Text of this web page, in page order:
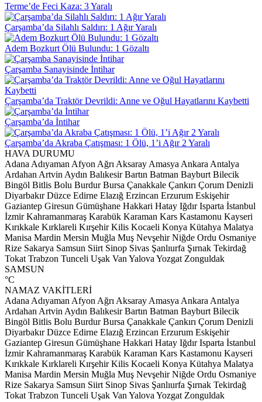
Terme’de Feci Kaza: 3 Yaralı
Çarşamba’da Silahlı Saldırı: 1 Ağır Yaralı
Adem Bozkurt Ölü Bulundu: 1 Gözaltı
Çarşamba Sanayisinde İntihar
Çarşamba’da Traktör Devrildi: Anne ve Oğul Hayatlarını Kaybetti
Çarşamba’da İntihar
Çarşamba’da Akraba Çatışması: 1 Ölü, 1’i Ağır 2 Yaralı
HAVA DURUMU
Adana Adıyaman Afyon Ağrı Aksaray Amasya Ankara Antalya
Ardahan Artvin Aydın Balıkesir Bartın Batman Bayburt Bilecik
Bingöl Bitlis Bolu Burdur Bursa Çanakkale Çankırı Çorum Denizli
Diyarbakır Düzce Edirne Elazığ Erzincan Erzurum Eskişehir
Gaziantep Giresun Gümüşhane Hakkari Hatay Iğdır Isparta İstanbul
İzmir Kahramanmaraş Karabük Karaman Kars Kastamonu Kayseri
Kırıkkale Kırklareli Kırşehir Kilis Kocaeli Konya Kütahya Malatya
Manisa Mardin Mersin Muğla Muş Nevşehir Niğde Ordu Osmaniye
Rize Sakarya Samsun Siirt Sinop Sivas Şanlıurfa Şırnak Tekirdağ
Tokat Trabzon Tunceli Uşak Van Yalova Yozgat Zonguldak
SAMSUN
°C
NAMAZ VAKİTLERİ
Adana Adıyaman Afyon Ağrı Aksaray Amasya Ankara Antalya
Ardahan Artvin Aydın Balıkesir Bartın Batman Bayburt Bilecik
Bingöl Bitlis Bolu Burdur Bursa Çanakkale Çankırı Çorum Denizli
Diyarbakır Düzce Edirne Elazığ Erzincan Erzurum Eskişehir
Gaziantep Giresun Gümüşhane Hakkari Hatay Iğdır Isparta İstanbul
İzmir Kahramanmaraş Karabük Karaman Kars Kastamonu Kayseri
Kırıkkale Kırklareli Kırşehir Kilis Kocaeli Konya Kütahya Malatya
Manisa Mardin Mersin Muğla Muş Nevşehir Niğde Ordu Osmaniye
Rize Sakarya Samsun Siirt Sinop Sivas Şanlıurfa Şırnak Tekirdağ
Tokat Trabzon Tunceli Uşak Van Yalova Yozgat Zonguldak